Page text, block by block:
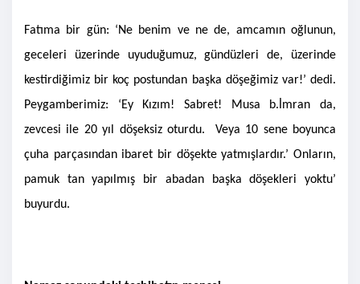
Fatıma bir gün: ‘Ne benim ve ne de, amcamın oğlunun,
geceleri üzerinde uyuduğumuz, gündüzleri de, üzerinde
kestirdiğimiz bir koç postundan başka döşeğimiz var!’ dedi.
Peygamberimiz: ‘Ey Kızım! Sabret! Musa b.İmran da,
zevcesi ile 20 yıl döşeksiz oturdu. Veya 10 sene boyunca
çuha parçasından ibaret bir döşekte yatmışlardır.’ Onların,
pamuk tan yapılmış bir abadan başka döşekleri yoktu’
buyurdu.